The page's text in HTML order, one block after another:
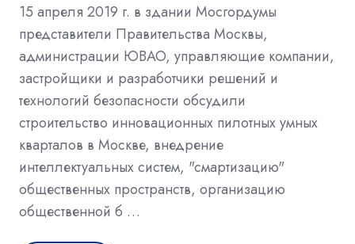
15 апреля 2019 г. в здании Мосгордумы
представители Правительства Москвы,
администрации ЮВАО, управляющие компании,
застройщики и разработчики решений и
технологий безопасности обсудили
строительство инновационных пилотных умных
кварталов в Москве, внедрение
интеллектуальных систем, "смартизацию"
общественных пространств, организацию
общественной б …